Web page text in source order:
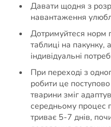
Давати щодня з
навантаження
Дотримуйтеся норм
таблиці на пакунку,
індивідуальні
При переході з
робити це
тварини зміг
середньому процес
триває 5-7 днів,